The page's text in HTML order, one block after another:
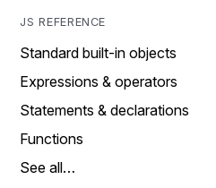
JS REFERENCE
Standard built-in objects
Expressions & operators
Statements & declarations
Functions
See all…